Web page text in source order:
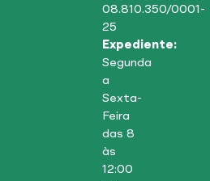
08.810.350/0001-
25
Expediente:
Segunda
a
Sexta-
Feira
das 8
às
12:00